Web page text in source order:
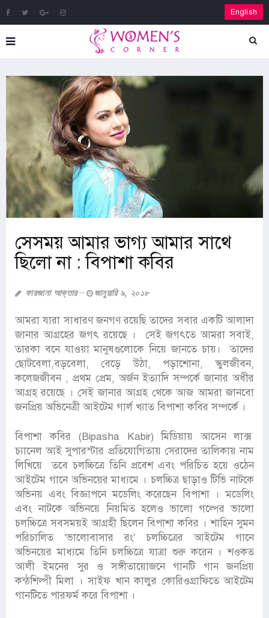
English
সেসময় আমার ভাগ্য আমার সাথে
ছিলো না : বিপাশা কবির
ফারজানা আক্তার জানুয়ারি ৯, ২০১৮
আমরা যারা সাধারণ জনগণ রয়েছি তাদের সবার একটি আলাদা
জানার আগ্রহের জগৎ রয়েছে । সেই জগৎতে আমরা সবাই,
তারকা বনে যাওয়া মানুষগুলোকে নিয়ে জানতে চায়। তাদের
ছোটবেলা,বড়বেলা, বেড়ে উঠা, পড়াশোনা, স্কুলজীবন,
কলেজজীবন , প্রথম প্রেম, অর্জন ইত্যাদি সম্পর্কে জানার অধীর
আগ্রহ রয়েছে । সেই জানার আগ্রহ থেকে আজ আমরা জানবো
জনপ্রিয় অভিনেত্রী আইটেম গার্ল খ্যাত বিপাশা কবির সম্পর্কে ।
বিপাশা কবির (Bipasha Kabir) মিডিয়ায় আসেন লাক্স
চ্যানেল আই সুপারস্টার প্রতিযোগিতায় সেরাদের তালিকায় নাম
লিখিয়ে তবে চলচ্চিত্রে তিনি প্রবেশ এবং পরিচিত হয়ে ওঠেন
আইটেম গানে অভিনয়ের মাধ্যমে । চলচ্চিত্র ছাড়াও টিভি নাটকে
অভিনয় এবং বিজ্ঞাপনে মডেলিং করেছেন বিপাশা । মডেলিং
এবং নাটকে অভিনয়ে নিয়মিত হলেও ভালো গল্পের ভালো
চলচ্চিত্রে সবসময়ই আগ্রহী ছিলেন বিপাশা কবির । শাহিন সুমন
পরিচালিত ‘ভালোবাসার রং’ চলচ্চিত্রের আইটেম গানে
অভিনয়ের মাধ্যমে তিনি চলচ্চিত্রে যাত্রা শুরু করেন । শওকত
আলী ইমনের সুর ও সঙ্গীতায়োজনে গানটি গান জনপ্রিয়
কন্ঠশিল্পী মিলা । সাইফ খান কালুর কোরিওগ্রাফিতে আইটেম
গানটিতে পারফর্ম করে বিপাশা ।